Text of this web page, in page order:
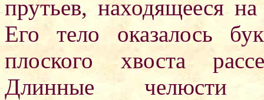
прутьев, находящееся
Его тело оказалось
плоского хвоста
Длинные челюсти